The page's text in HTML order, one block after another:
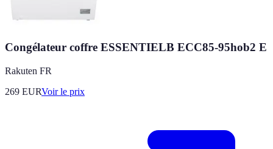
Congélateur coffre ESSENTIELB ECC85-95hob2 E
Rakuten FR
269 EURVoir le prix